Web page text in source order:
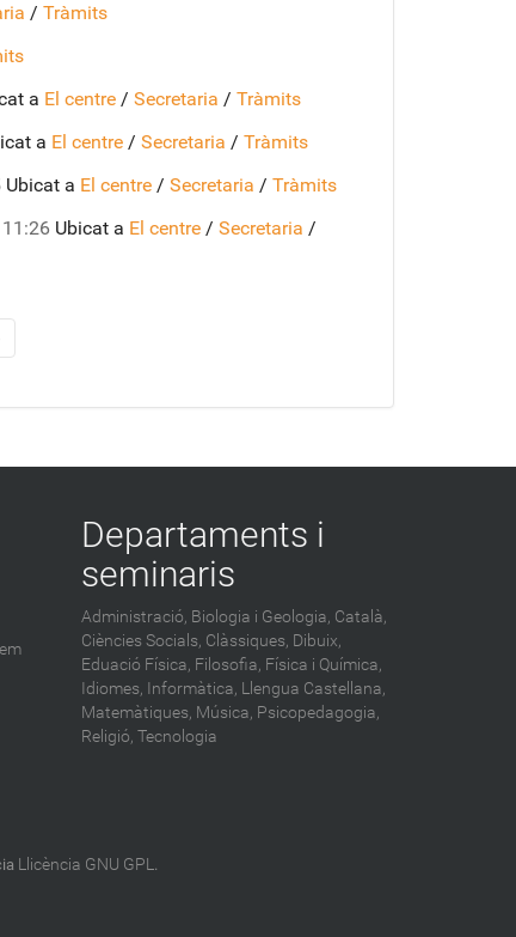
/ Tràmits
a El centre / Secretaria / Tràmits
a El centre / Secretaria / Tràmits
Ubicat a El centre / Secretaria / Tràmits
Ubicat a El centre / Secretaria /
Departaments i
seminaris
Administració, Biologia i Geologia, Català,
Ciències Socials, Clàssiques, Dibuix,
Eduació Física, Filosofia, Física i Química,
Idiomes, Informàtica, Llengua Castellana,
Matemàtiques, Música, Psicopedagogia,
Religió, Tecnologia
Llicència GNU GPL.